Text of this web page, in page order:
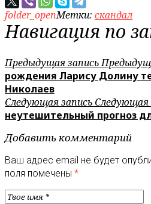
folder_openМетки: скандал
Навигация по
Предыдущая запись
рождения Ларису Долину
Николаев
Следующая запись Следующая
неутешительный прогноз
Добавить комментарий
Ваш адрес email не будет
поля помечены *